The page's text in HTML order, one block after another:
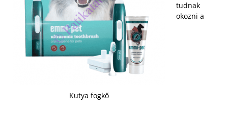
Kutya fogkő
tudnak
okozni a